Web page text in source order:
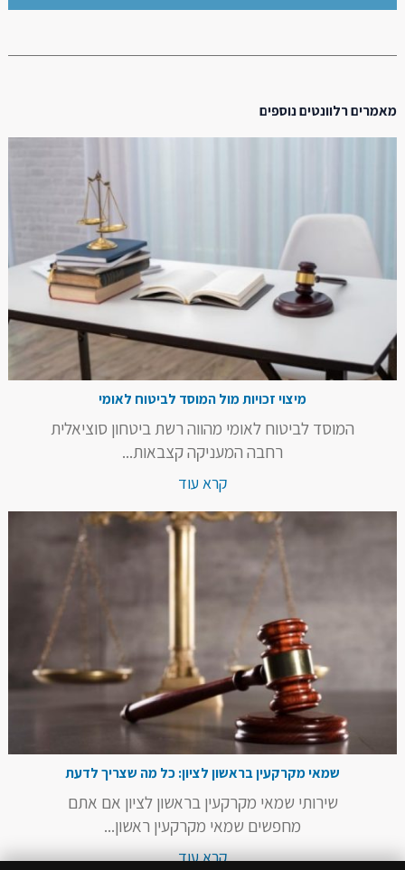
מאמרים רלוונטים נוספים
מיצוי זכויות מול המוסד לביטוח לאומי
המוסד לביטוח לאומי מהווה רשת ביטחון סוציאלית
רחבה המעניקה קצבאות...
קרא עוד
שמאי מקרקעין בראשון לציון: כל מה שצריך לדעת
שירותי שמאי מקרקעין בראשון לציון אם אתם
מחפשים שמאי מקרקעין ראשון...
קרא עוד